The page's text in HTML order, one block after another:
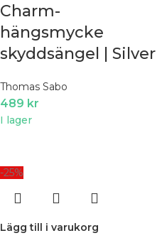
Charm-
hängsmycke
skyddsängel | Silver
Thomas Sabo
489 kr
I lager
-25%
Lägg till i varukorg